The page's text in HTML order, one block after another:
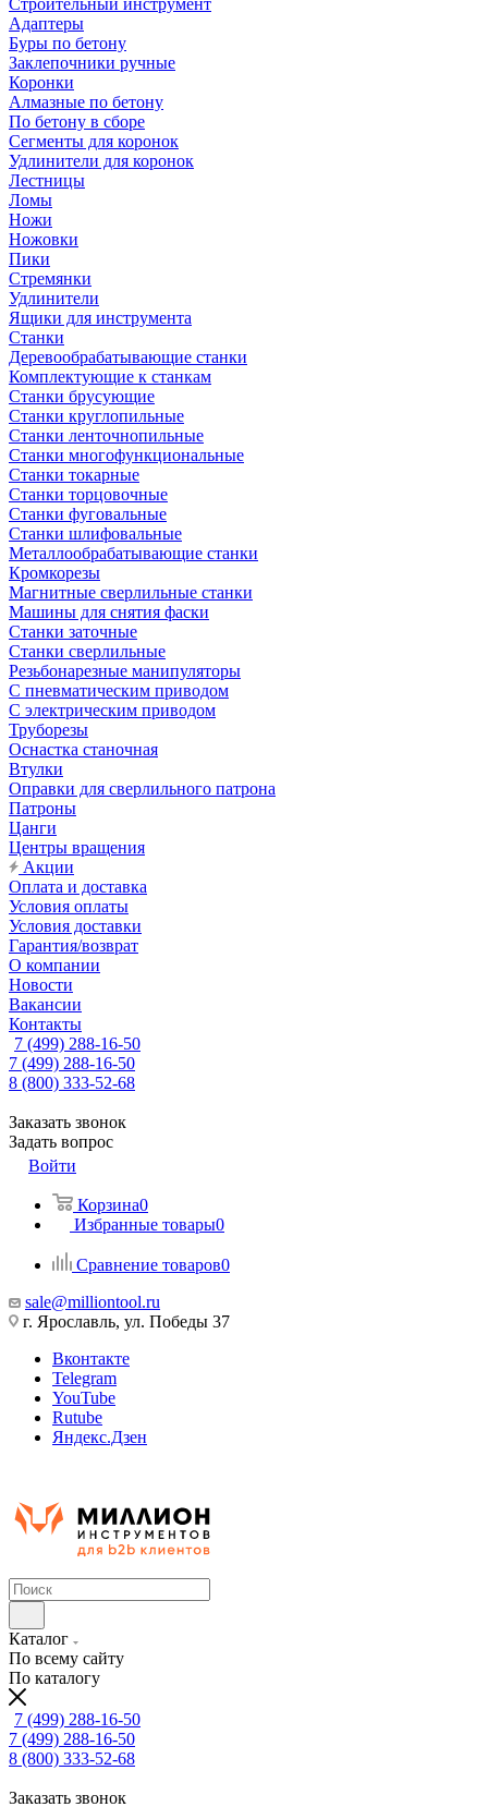
Строительный инструмент
Адаптеры
Буры по бетону
Заклепочники ручные
Коронки
Алмазные по бетону
По бетону в сборе
Сегменты для коронок
Удлинители для коронок
Лестницы
Ломы
Ножи
Ножовки
Пики
Стремянки
Удлинители
Ящики для инструмента
Станки
Деревообрабатывающие станки
Комплектующие к станкам
Станки брусующие
Станки круглопильные
Станки ленточнопильные
Станки многофункциональные
Станки токарные
Станки торцовочные
Станки фуговальные
Станки шлифовальные
Металлообрабатывающие станки
Кромкорезы
Магнитные сверлильные станки
Машины для снятия фаски
Станки заточные
Станки сверлильные
Резьбонарезные манипуляторы
С пневматическим приводом
С электрическим приводом
Труборезы
Оснастка станочная
Втулки
Оправки для сверлильного патрона
Патроны
Цанги
Центры вращения
Акции
Оплата и доставка
Условия оплаты
Условия доставки
Гарантия/возврат
О компании
Новости
Вакансии
Контакты
7 (499) 288-16-50
7 (499) 288-16-50
8 (800) 333-52-68
Заказать звонок
Задать вопрос
Войти
Корзина0
Избранные товары0
Сравнение товаров0
sale@milliontool.ru
г. Ярославль, ул. Победы 37
Вконтакте
Telegram
YouTube
Rutube
Яндекс.Дзен
Каталог
По всему сайту
По каталогу
7 (499) 288-16-50
7 (499) 288-16-50
8 (800) 333-52-68
Заказать звонок